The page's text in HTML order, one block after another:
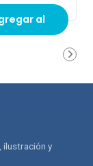
al
de
ilustración y